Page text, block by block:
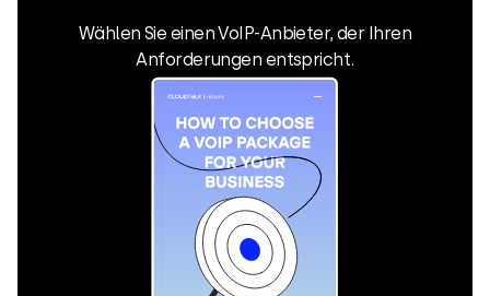
Wählen Sie einen VoIP-Anbieter, der Ihren
Anforderungen entspricht.